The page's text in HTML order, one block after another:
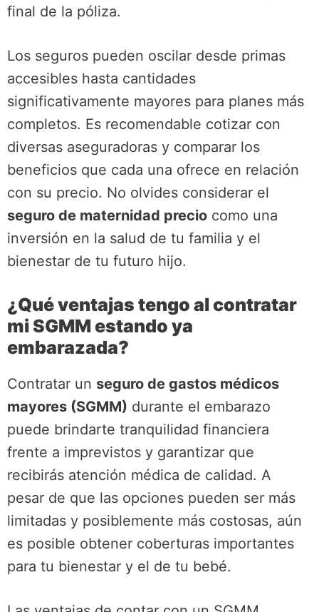
final de la póliza.
Los seguros pueden oscilar desde primas
accesibles hasta cantidades
significativamente mayores para planes más
completos. Es recomendable cotizar con
diversas aseguradoras y comparar los
beneficios que cada una ofrece en relación
con su precio. No olvides considerar el
seguro de maternidad precio como una
inversión en la salud de tu familia y el
bienestar de tu futuro hijo.
¿Qué ventajas tengo al contratar
mi SGMM estando ya
embarazada?
Contratar un seguro de gastos médicos
mayores (SGMM) durante el embarazo
puede brindarte tranquilidad financiera
frente a imprevistos y garantizar que
recibirás atención médica de calidad. A
pesar de que las opciones pueden ser más
limitadas y posiblemente más costosas, aún
es posible obtener coberturas importantes
para tu bienestar y el de tu bebé.